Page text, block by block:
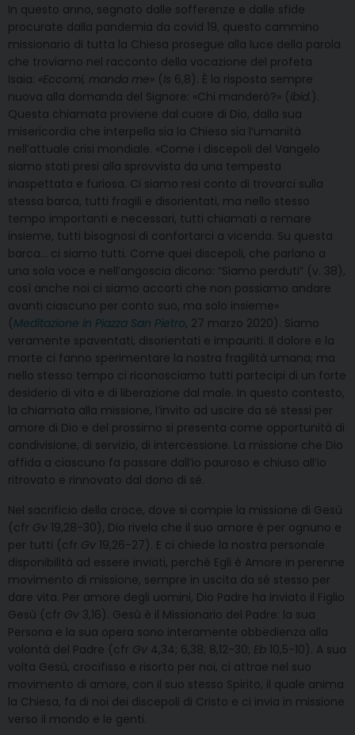
In questo anno, segnato dalle sofferenze e dalle sfide
procurate dalla pandemia da covid 19, questo cammino
missionario di tutta la Chiesa prosegue alla luce della parola
che troviamo nel racconto della vocazione del profeta
Isaia: «Eccomi, manda me» (Is 6,8). È la risposta sempre
nuova alla domanda del Signore: «Chi manderò?» (ibid. ).
Questa chiamata proviene dal cuore di Dio, dalla sua
misericordia che interpella sia la Chiesa sia l’umanità
nell’attuale crisi mondiale. «Come i discepoli del Vangelo
siamo stati presi alla sprovvista da una tempesta
inaspettata e furiosa. Ci siamo resi conto di trovarci sulla
stessa barca, tutti fragili e disorientati, ma nello stesso
tempo importanti e necessari, tutti chiamati a remare
insieme, tutti bisognosi di confortarci a vicenda. Su questa
barca… ci siamo tutti. Come quei discepoli, che parlano a
una sola voce e nell’angoscia dicono: “Siamo perduti” (v. 38),
così anche noi ci siamo accorti che non possiamo andare
avanti ciascuno per conto suo, ma solo insieme»
(Meditazione in Piazza San Pietro, 27 marzo 2020). Siamo
veramente spaventati, disorientati e impauriti. Il dolore e la
morte ci fanno sperimentare la nostra fragilità umana; ma
nello stesso tempo ci riconosciamo tutti partecipi di un forte
desiderio di vita e di liberazione dal male. In questo contesto,
la chiamata alla missione, l’invito ad uscire da sé stessi per
amore di Dio e del prossimo si presenta come opportunità di
condivisione, di servizio, di intercessione. La missione che Dio
affida a ciascuno fa passare dall’io pauroso e chiuso all’io
ritrovato e rinnovato dal dono di sé.
Nel sacrificio della croce, dove si compie la missione di Gesù
(cfr Gv 19,28-30), Dio rivela che il suo amore è per ognuno e
per tutti (cfr Gv 19,26-27). E ci chiede la nostra personale
disponibilità ad essere inviati, perché Egli è Amore in perenne
movimento di missione, sempre in uscita da sé stesso per
dare vita. Per amore degli uomini, Dio Padre ha inviato il Figlio
Gesù (cfr Gv 3,16). Gesù è il Missionario del Padre: la sua
Persona e la sua opera sono interamente obbedienza alla
volontà del Padre (cfr Gv 4,34; 6,38; 8,12-30; Eb 10,5-10). A sua
volta Gesù, crocifisso e risorto per noi, ci attrae nel suo
movimento di amore, con il suo stesso Spirito, il quale anima
la Chiesa, fa di noi dei discepoli di Cristo e ci invia in missione
verso il mondo e le genti.